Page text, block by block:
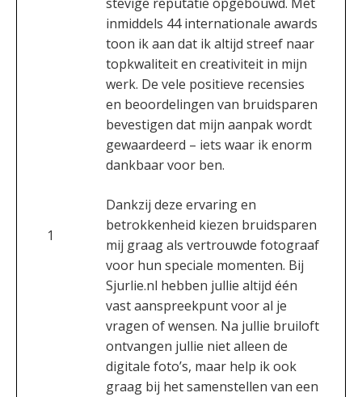
inmiddels 44 internationale awards
toon ik aan dat ik altijd streef naar
topkwaliteit en creativiteit in mijn
werk. De vele positieve recensies
en beoordelingen van bruidsparen
bevestigen dat mijn aanpak wordt
gewaardeerd – iets waar ik enorm
dankbaar voor ben.
Dankzij deze ervaring en
betrokkenheid kiezen bruidsparen
mij graag als vertrouwde fotograaf
voor hun speciale momenten. Bij
Sjurlie.nl hebben jullie altijd één
vast aanspreekpunt voor al je
vragen of wensen. Na jullie bruiloft
ontvangen jullie niet alleen de
digitale foto’s, maar help ik ook
graag bij het samenstellen van een
1